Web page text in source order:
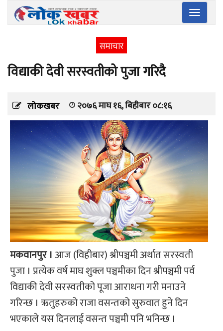
Toggle
समाचार
विद्याकी देवी सरस्वतीको पुजा गरिदै
लोकखबर २०७६ माघ १६, बिहीबार ०८:१६
मकवानपुर । आज (विहीबार) श्रीपञ्चमी अर्थात सरस्वती
पुजा । प्रत्येक वर्ष माघ शुक्ल पञ्चमीका दिन श्रीपञ्चमी पर्व
विद्याकी देवी सरस्वतीको पूजा आराधना गरी मनाउने
गरिन्छ । ऋतुहरुको राजा वसन्तको सुरुवात हुने दिन
भएकाले यस दिनलाई वसन्त पञ्चमी पनि भनिन्छ ।